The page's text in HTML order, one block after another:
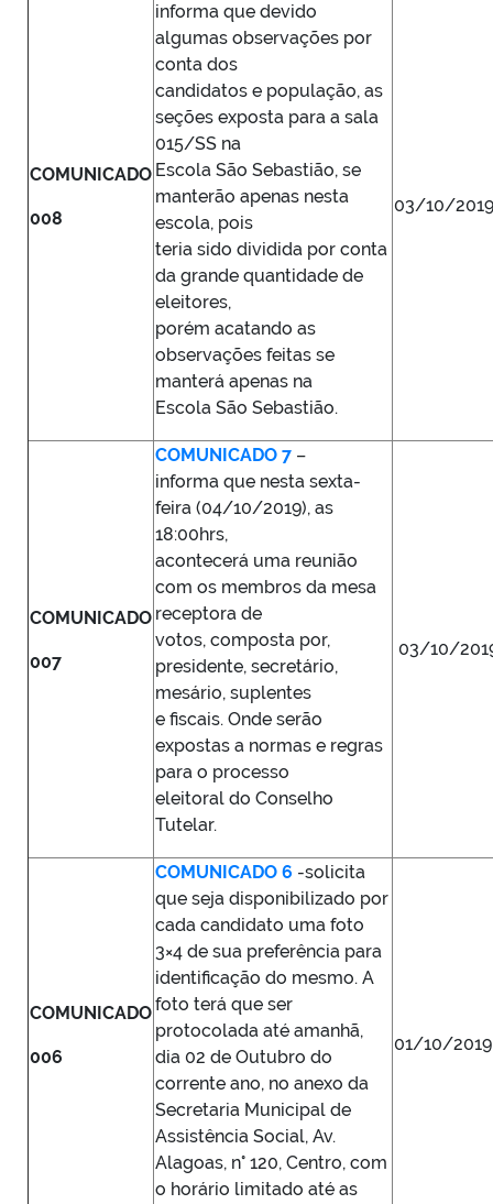
COMUNICADO
008
informa que devido
algumas observações por
conta dos
candidatos e população, as
seções exposta para a sala
015/SS na
Escola São Sebastião, se
manterão apenas nesta
escola, pois
teria sido dividida por conta
da grande quantidade de
eleitores,
porém acatando as
observações feitas se
manterá apenas na
Escola São Sebastião.
03/10/2019
COMUNICADO
007
COMUNICADO 7 –
informa que nesta sexta-
feira (04/10/2019), as
18:00hrs,
acontecerá uma reunião
com os membros da mesa
receptora de
votos, composta por,
presidente, secretário,
mesário, suplentes
e fiscais. Onde serão
expostas a normas e regras
para o processo
eleitoral do Conselho
Tutelar.
03/10/
COMUNICADO
006
COMUNICADO 6 -solicita
que seja disponibilizado por
cada candidato uma foto
3×4 de sua preferência para
identificação do mesmo. A
foto terá que ser
protocolada até amanhã,
dia 02 de Outubro do
corrente ano, no anexo da
Secretaria Municipal de
Assistência Social, Av.
Alagoas, n° 120, Centro, com
o horário limitado até as
01/10/2019